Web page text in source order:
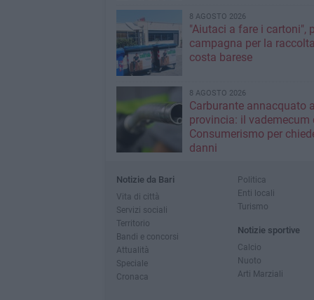
8 AGOSTO 2026
"Aiutaci a fare i cartoni",
campagna per la
costa barese
8 AGOSTO 2026
Carburante annacquato
provincia: il vademecum
Consumerismo per
danni
Notizie da Bari
Vita di città
Servizi sociali
Territorio
Bandi e concorsi
Attualità
Speciale
Cronaca
Politica
Enti locali
Turismo
Notizie sportive
Calcio
Nuoto
Arti Marziali